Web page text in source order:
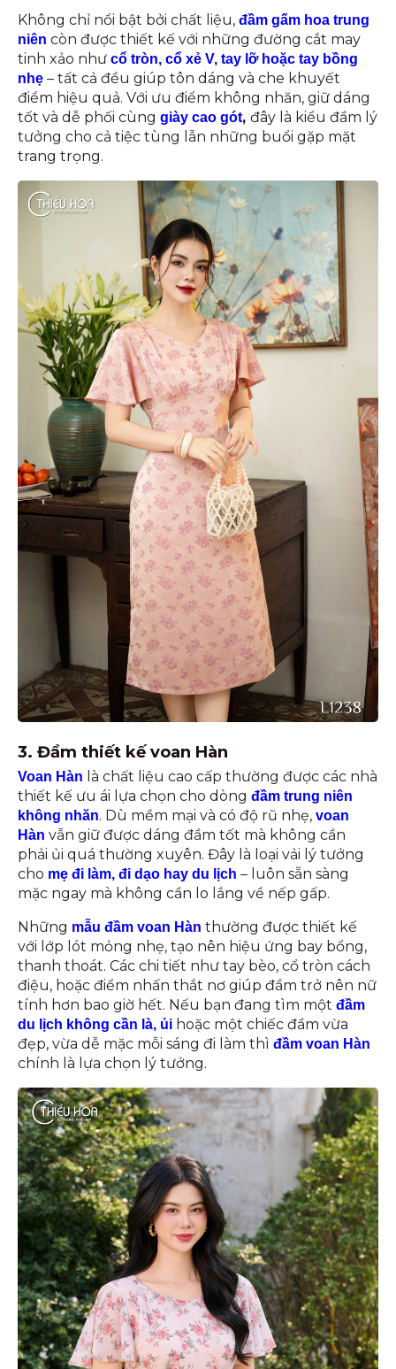
Không chỉ nổi bật bởi chất liệu, đầm gấm hoa trung
niên còn được thiết kế với những đường cắt may
tinh xảo như cổ tròn, cổ xẻ V, tay lỡ hoặc tay bồng
nhẹ – tất cả đều giúp tôn dáng và che khuyết
điểm hiệu quả. Với ưu điểm không nhăn, giữ dáng
tốt và dễ phối cùng giày cao gót, đây là kiểu đầm lý
tưởng cho cả tiệc tùng lẫn những buổi gặp mặt
trang trọng.
3. Đầm thiết kế voan Hàn
Voan Hàn là chất liệu cao cấp thường được các nhà
thiết kế ưu ái lựa chọn cho dòng đầm trung niên
không nhăn. Dù mềm mại và có độ rũ nhẹ, voan
Hàn vẫn giữ được dáng đầm tốt mà không cần
phải ủi quá thường xuyên. Đây là loại vải lý tưởng
cho mẹ đi làm, đi dạo hay du lịch – luôn sẵn sàng
mặc ngay mà không cần lo lắng về nếp gấp.
Những mẫu đầm voan Hàn thường được thiết kế
với lớp lót mỏng nhẹ, tạo nên hiệu ứng bay bổng,
thanh thoát. Các chi tiết như tay bèo, cổ tròn cách
điệu, hoặc điểm nhấn thắt nơ giúp đầm trở nên nữ
tính hơn bao giờ hết. Nếu bạn đang tìm một đầm
du lịch không cần là, ủi hoặc một chiếc đầm vừa
đẹp, vừa dễ mặc mỗi sáng đi làm thì đầm voan Hàn
chính là lựa chọn lý tưởng.